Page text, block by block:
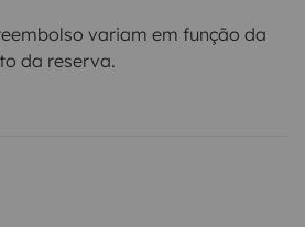
variam em função da
da reserva.